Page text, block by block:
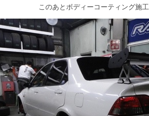
このあとボディーコーティング施